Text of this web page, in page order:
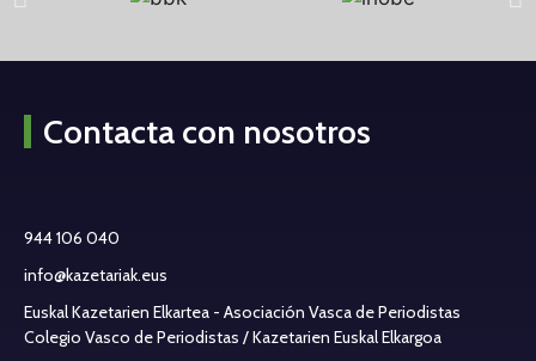
Contacta con nosotros
944 106 040
info@kazetariak.eus
Euskal Kazetarien Elkartea - Asociación Vasca de Periodistas
Colegio Vasco de Periodistas / Kazetarien Euskal Elkargoa